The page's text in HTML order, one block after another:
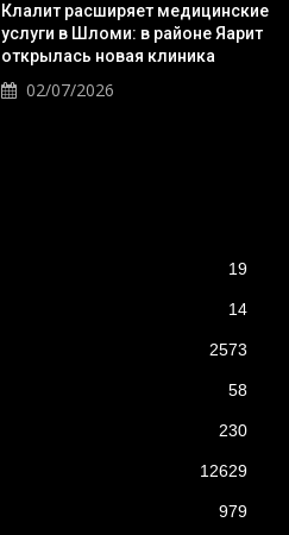
Клалит расширяет медицинские
услуги в Шломи: в районе Яарит
открылась новая клиника
02/07/2026
19
14
2573
58
230
12629
979